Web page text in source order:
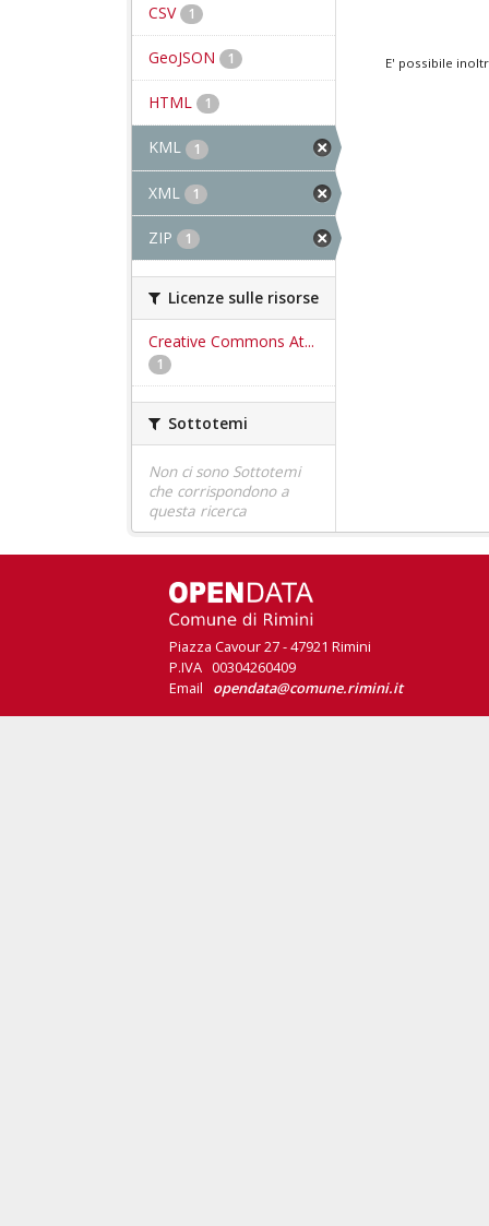
CSV 1
GeoJSON 1
HTML 1
KML 1
XML 1
ZIP 1
Licenze sulle risorse
Creative Commons At...
1
Sottotemi
Non ci sono Sottotemi
che corrispondono a
questa ricerca
E' possibile
Piazza Cavour 27 - 47921 Rimini
P.IVA 00304260409
Email opendata@comune.rimini.it